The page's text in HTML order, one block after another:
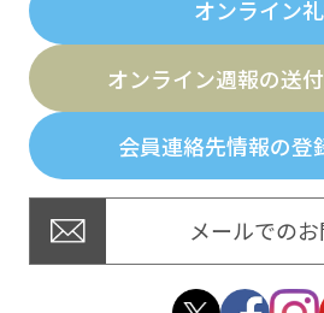
オンライン
オンライン週報の送
会員連絡先情報の登
メールでの